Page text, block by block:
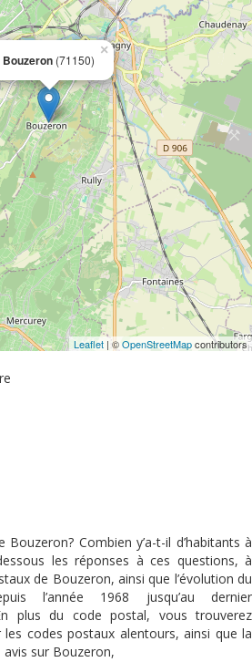
Bouzeron (71150)
×
Leaflet | ©OpenStreetMapcontributors
Combien y’a-t-il d’habitants à
les réponses à ces questions, à
de Bouzeron, ainsi que l’évolution du
l’année 1968 jusqu’au dernier
plus du code postal, vous trouverez
codes postaux alentours, ainsi que la
sur Bouzeron,